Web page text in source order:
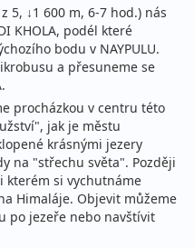
5, ↓1 600 m, 6-7 hod.) nás
KHOLA, podél které
bodu v NAYPULU.
a přesuneme se
procházkou v centru této
jak je městu
krásnými jezery
na "střechu světa". Později
si vychutnáme
Himaláje. Objevit můžeme
po jezeře nebo navštívit